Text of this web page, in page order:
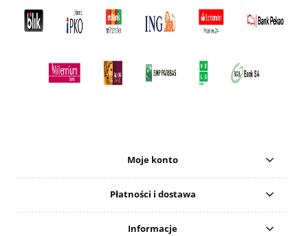
Moje konto
Płatności i dostawa
Informacje